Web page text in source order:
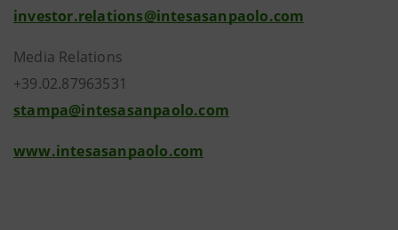
investor.relations@intesasanpaolo.com
Media Relations
+39.02.87963531
stampa@intesasanpaolo.com
www.intesasanpaolo.com